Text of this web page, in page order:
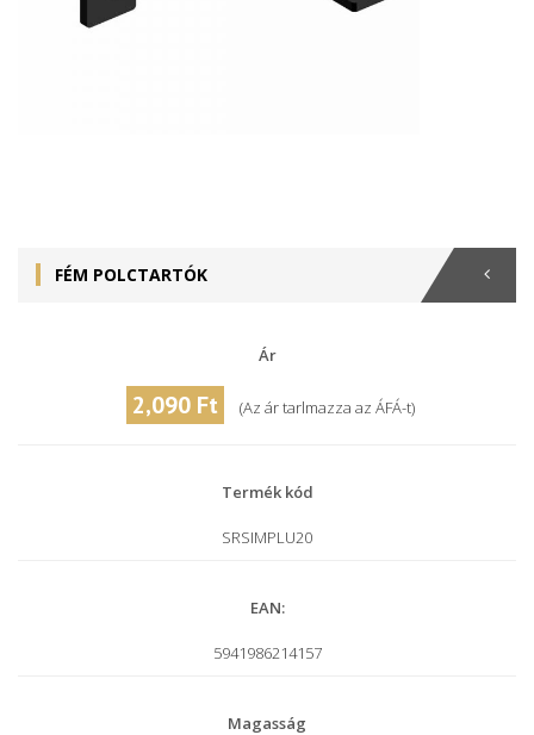
FÉM POLCTARTÓK
Ár
2,090 Ft (Az ár tarlmazza az ÁFÁ-t)
Termék kód
SRSIMPLU20
EAN:
5941986214157
Magasság